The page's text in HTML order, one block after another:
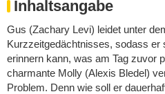
Inhaltsangabe
Gus (Zachary Levi) leidet unter
Kurzzeitgedächtnisses, sodass er
erinnern kann, was am Tag zuvor
charmante Molly (Alexis Bledel)
Problem. Denn wie soll er